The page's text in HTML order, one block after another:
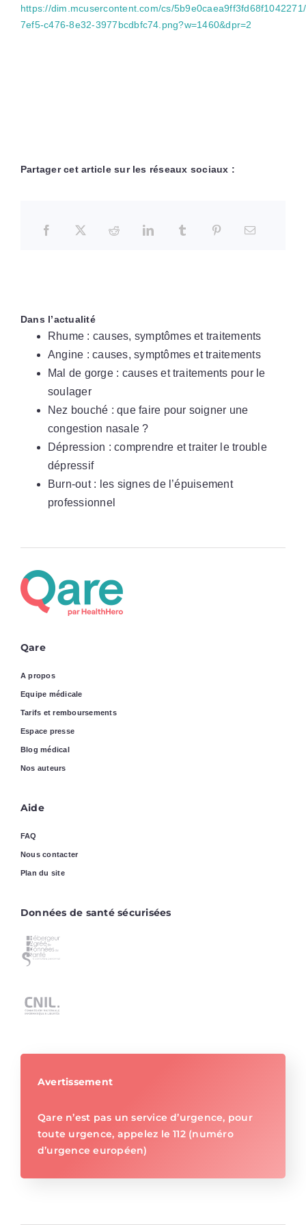
https://dim.mcusercontent.com/cs/
7ef5-c476-8e32-3977bcdbfc74.png?w=1460&dpr=2
Partager cet article sur les réseaux sociaux :
Dans l’actualité
Rhume : causes, symptômes et traitements
Angine : causes, symptômes et traitements
Mal de gorge : causes et traitements pour le
soulager
Nez bouché : que faire pour soigner une
congestion nasale ?
Dépression : comprendre et traiter le trouble
dépressif
Burn-out : les signes de l’épuisement
professionnel
Qare
A propos
Equipe médicale
Tarifs et remboursements
Espace presse
Blog médical
Nos auteurs
Aide
FAQ
Nous contacter
Plan du site
Données de santé sécurisées
Avertissement
Qare n’est pas un service d’urgence, pour
toute urgence, appelez le 112 (numéro
d’urgence européen)